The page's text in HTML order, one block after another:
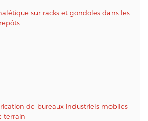
sur racks et gondoles dans les
de bureaux industriels mobiles
terrain